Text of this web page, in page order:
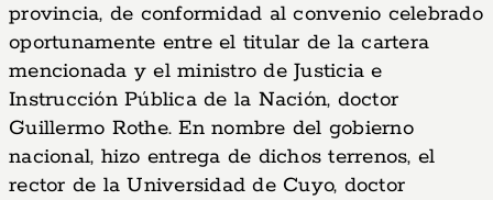
provincia, de conformidad al convenio celebrado
oportunamente entre el titular de la cartera
mencionada y el ministro de Justicia e
Instrucción Pública de la Nación, doctor
Guillermo Rothe. En nombre del gobierno
nacional, hizo entrega de dichos terrenos, el
rector de la Universidad de Cuyo, doctor